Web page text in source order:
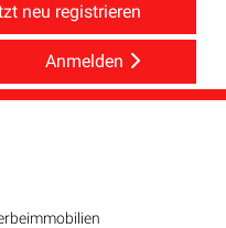
neu registrieren
Anmelden